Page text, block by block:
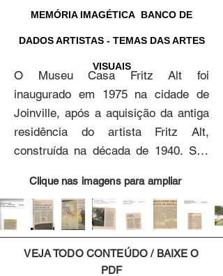
O Museu Casa Fritz Alt foi
inaugurado em 1975 na cidade de
Joinville, após a aquisição da antiga
residência do artista Fritz Alt,
construída na década de 1940. Sua
visitantes uma vista panorâmica da
cidade e uma integração com a
paisagem natural do Morro do Boa
MEMÓRIA IMAGÉTICA BANCO DE
DADOS ARTISTAS - TEMAS DAS ARTES
VISUAIS
Clique nas imagens para ampliar
VEJA TODO CONTEÚDO / BAIXE O
PDF